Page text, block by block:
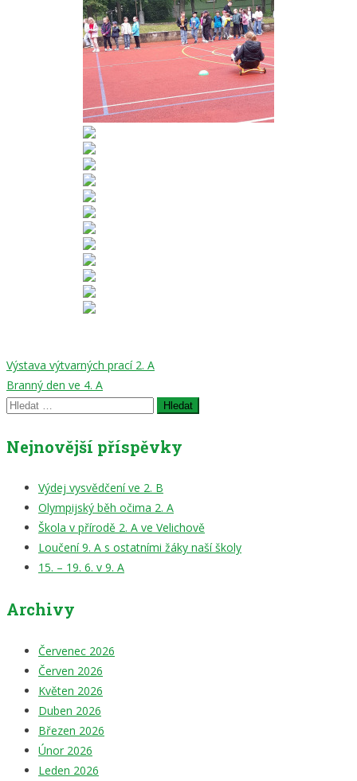
Navigace
pro
příspěvek
Výstava výtvarných prací 2. A
Branný den ve 4. A
Vyhledávání
Nejnovější příspěvky
Výdej vysvědčení ve 2. B
Olympijský běh očima 2. A
Škola v přírodě 2. A ve Velichově
Loučení 9. A s ostatními žáky naší školy
15. – 19. 6. v 9. A
Archivy
Červenec 2026
Červen 2026
Květen 2026
Duben 2026
Březen 2026
Únor 2026
Leden 2026